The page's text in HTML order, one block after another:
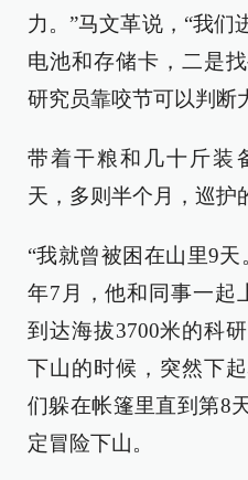
力。”马文革说，“我们
电池和存储卡，二是
研究员靠咬节可以判断
带着干粮和几十斤装
天，多则半个月，巡护
“我就曾被困在山里9天
年7月，他和同事一起
到达海拔3700米的科
下山的时候，突然下
们躲在帐篷里直到第8
定冒险下山。